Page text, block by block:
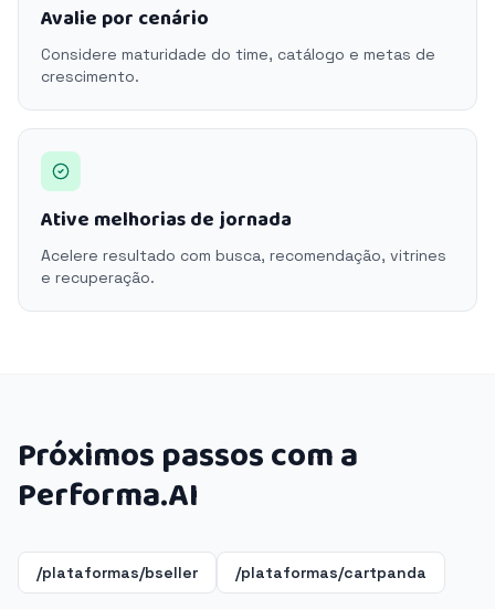
Avalie por cenário
Considere maturidade do time, catálogo e metas de
crescimento.
Ative melhorias de jornada
Acelere resultado com busca, recomendação, vitrines
e recuperação.
Próximos passos com a
Performa.AI
/plataformas/bseller /plataformas/cartpanda